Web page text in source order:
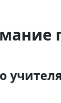
учителя